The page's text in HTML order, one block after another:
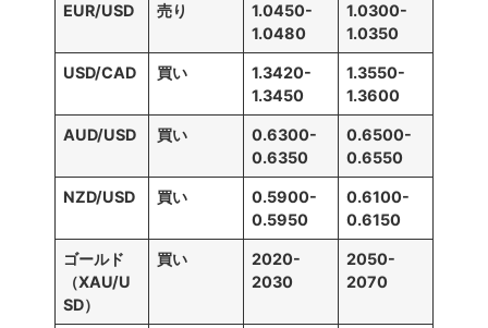
EUR/USD 売り
1.0450-
1.0480
1.0300-
1.0350
USD/CAD 買い
1.3420-
1.3450
1.3550-
1.3600
AUD/USD 買い
0.6300-
0.6350
0.6500-
0.6550
NZD/USD 買い
0.5900-
0.5950
0.6100-
0.6150
ゴールド
（XAU/U
SD）
買い
2020-
2030
2050-
2070